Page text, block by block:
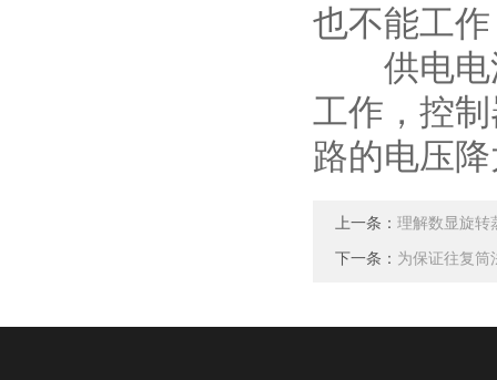
也不能工
供电电源
工作，控
路的电压
上一条： 理解数显旋转
下一条： 为保证往复筒